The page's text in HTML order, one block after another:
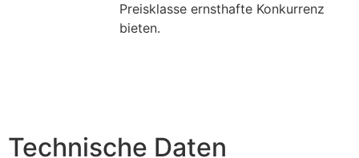
Preisklasse ernsthafte Konkurrenz
bieten.
Technische Daten